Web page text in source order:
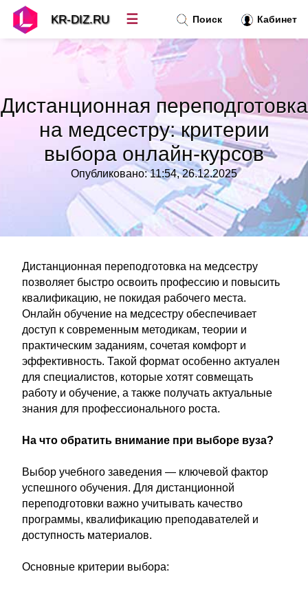
Дистанционная переподготовка
на медсестру: критерии
выбора онлайн-курсов
Опубликовано: 11:54, 26.12.2025
Дистанционная переподготовка на медсестру
позволяет быстро освоить профессию и повысить
квалификацию, не покидая рабочего места.
Онлайн обучение на медсестру обеспечивает
доступ к современным методикам, теории и
практическим заданиям, сочетая комфорт и
эффективность. Такой формат особенно актуален
для специалистов, которые хотят совмещать
работу и обучение, а также получать актуальные
знания для профессионального роста.
На что обратить внимание при выборе вуза?
Выбор учебного заведения — ключевой фактор
успешного обучения. Для дистанционной
переподготовки важно учитывать качество
программы, квалификацию преподавателей и
доступность материалов.
Основные критерии выбора:
Поиск Кабинет
KR-DIZ.RU ☰
Топ новостей »
Рубрики»
»
Контакт»